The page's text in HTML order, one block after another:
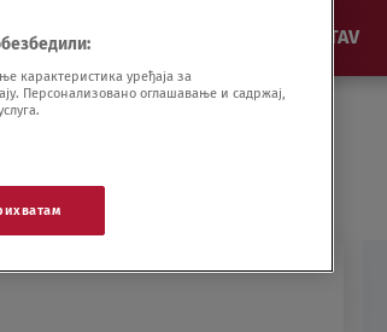
NOVA BAZA STAV
EKSKLUZIVNO
карактеристика уређаја за
Персонализовано оглашавање и садржај,